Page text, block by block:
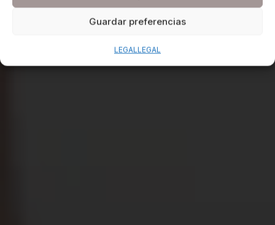
Guardar preferencias
LEGALLEGAL